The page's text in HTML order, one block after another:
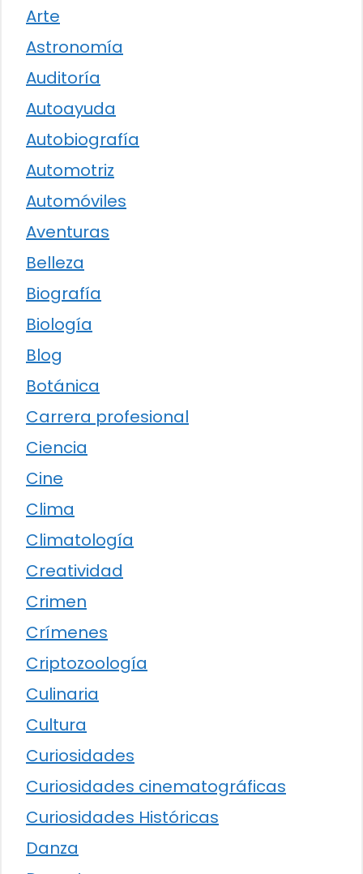
Arte
Astronomía
Auditoría
Autoayuda
Autobiografía
Automotriz
Automóviles
Aventuras
Belleza
Biografía
Biología
Blog
Botánica
Carrera profesional
Ciencia
Cine
Clima
Climatología
Creatividad
Crimen
Crímenes
Criptozoología
Culinaria
Cultura
Curiosidades
Curiosidades cinematográficas
Curiosidades Históricas
Danza